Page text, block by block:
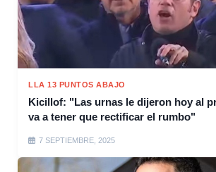
LLA 13 PUNTOS ABAJO
Kicillof: "Las urnas le dijeron hoy al
va a tener que rectificar el rumbo"
7 SEPTIEMBRE, 2025